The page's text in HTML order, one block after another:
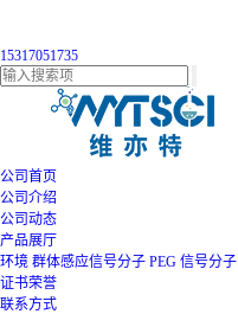
15317051735
公司首页
公司介绍
公司动态
产品展厅
环境 群体感应信号分子 PEG 信号分子
证书荣誉
联系方式